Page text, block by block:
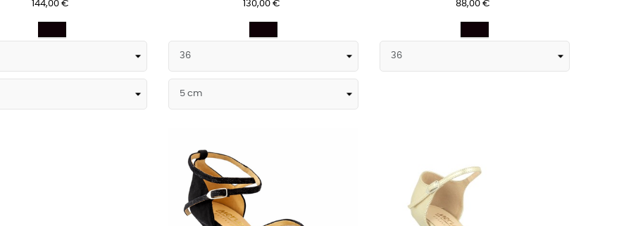
144,00 € 130,00 € 88,00 €